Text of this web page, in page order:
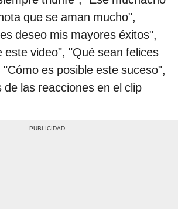
que se aman mucho",
deseo mis mayores éxitos",
este video", "Qué sean felices
es posible este suceso",
las reacciones en el clip